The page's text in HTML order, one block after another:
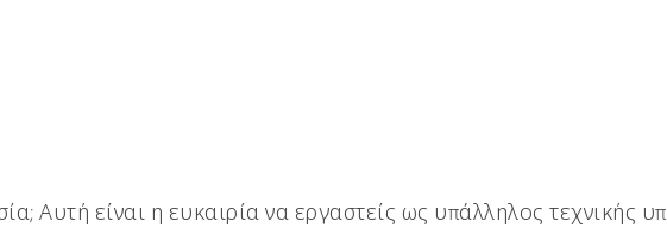
Αυτή είναι η ευκαιρία να εργαστείς ως υπάλληλος τεχνικής